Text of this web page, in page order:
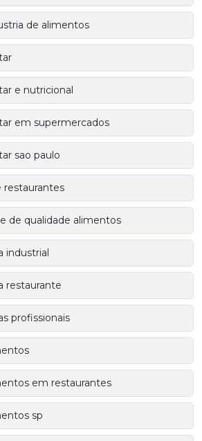
de alimentos
e nutricional
em supermercados
sao paulo
restaurantes
de qualidade alimentos
industrial
restaurante
profissionais
em restaurantes
sp